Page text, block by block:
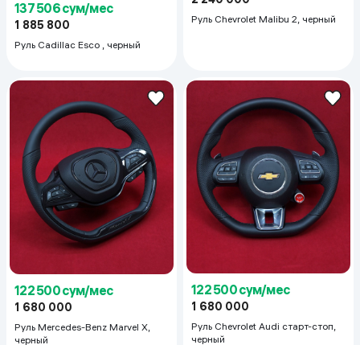
137 506 сум/мес
1 885 800
Руль Cadillac Esco , черный
Руль Chevrolet Malibu 2, черный
122 500 сум/мес
1 680 000
Руль Mercedes-Benz Marvel X,
черный
122 500 сум/мес
1 680 000
Руль Chevrolet Audi старт-стоп,
черный